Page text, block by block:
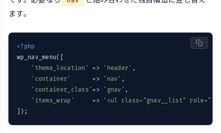
ます。
<?php
wp_nav_menu([
'theme_location'
=> 'header' ,
'container'
      =>
'nav' ,
'container_class' => 'gnav' ,
'items_wrap'
     =>
'<ul class="gnav__list"